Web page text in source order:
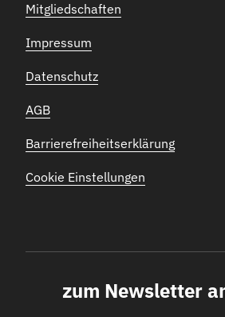
Mitgliedschaften
Impressum
Datenschutz
AGB
Barrierefreiheitserklärung
Cookie Einstellungen
zum Newsletter